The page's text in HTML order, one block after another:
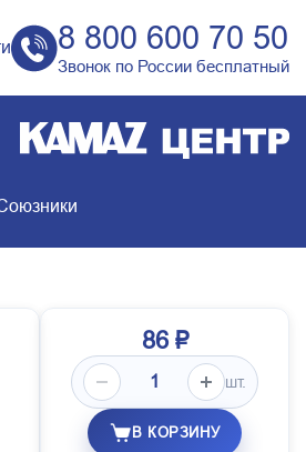
8 800 600 70 50
Звонок по России бесплатный
86 ₽
шт.
В КОРЗИНУ